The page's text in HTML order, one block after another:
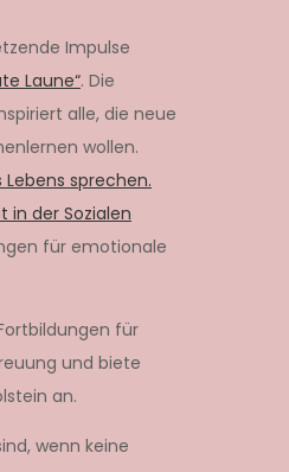
Impulse
Laune“. Die
alle, die neue
wollen.
Lebens sprechen.
in der Sozialen
für emotionale
für
und biete
an.
wenn keine